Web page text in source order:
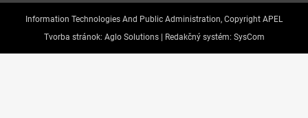
Information Technologies And Public Administration, Copyright APEL
Tvorba stránok: Aglo Solutions | Redakčný systém: SysCom